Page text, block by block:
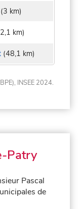
km)
km)
(48,1 km)
INSEE 2024.
Patry
Pascal
de